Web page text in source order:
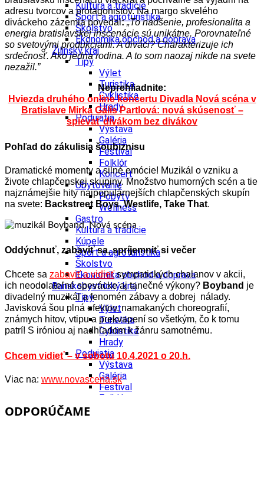
Kultúra a tradície
Šport a agroturistika
Školstvo
Ekonomika obchod a doprava
Žilinský kraj
Tipy
Výlet
Turistika
Cyklistika
Hrady
Podujatia
Výstava
Galéria
Festival
Folklór
Koncert
Ubytovanie
Pobyty
Wellness
Gastro
Kultúra a tradície
Kúpele
Šport a agroturistika
Školstvo
Ekonomika obchod a doprava
Banskobystrický kraj
Tipy
Výlet
Turistika
Cyklistika
Hrady
Podujatia
Výstava
Galéria
Festival
Folklór
Ubytovanie
adresu tvorcov a protagonistov. Na margo skvelého
diváckeho zázemia povedal:„To nadšenie, profesionalita a
energia bratislavskej inscenácie sú unikátne. Porovnateľné
so svetovými produkciami. A diváci? Charakterizuje ich
srdečnosť. Ako jedna rodina. A to som naozaj nikde na svete
nezažil.”
Neprehliadnite:
Hviezda druhého online koncertu Divadla Nová scéna v
Bratislave Mirka Gális Partlová: nová skúsenosť –
spievať divákom bez divákov
Pohľad do zákulisia šoubiznisu
Dramatické momenty a silné emócie! Muzikál o vzniku a
živote chlapčenskej skupiny. Množstvo humorných scén a tie
najznámejšie hity najpopulárnejších chlapčenských skupín
na svete: Backstreet Boys, Westlife, Take That.
Oddýchnuť, zabaviť sa, spríjemniť si večer
Chcete sa zabaviť a vidieťsympatických chalanov v akcii,
ich neodolateľné spevácke aj tanečné výkony? Boyband je
divadelný muzikál a fenomén zábavy a dobrej nálady.
Javisková šou plná efektov, namakaných choreografií,
známych hitov, vtipu a prekvapení so všetkým, čo k tomu
patrí! S iróniou aj nadhľadom k žánru samotnému.
Chcem vidieť – v sobotu 10.4.2021 o 20.h.
Viac na: www.novascena.sk
ODPORÚČAME